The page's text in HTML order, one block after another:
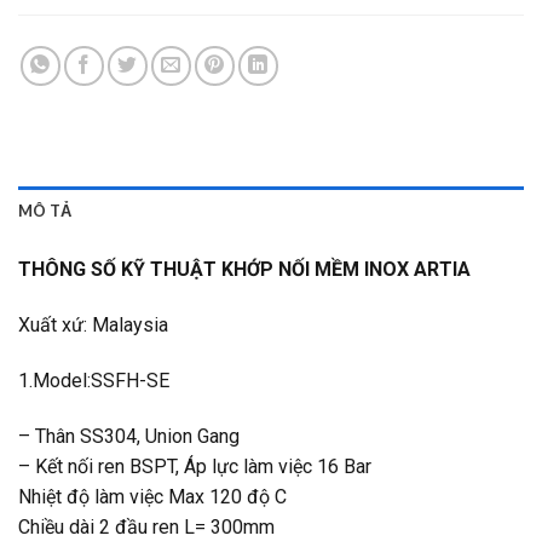
MÔ TẢ
THÔNG SỐ KỸ THUẬT KHỚP NỐI MỀM INOX ARTIA
Xuất xứ: Malaysia
1.Model:SSFH-SE
– Thân SS304, Union Gang
– Kết nối ren BSPT, Áp lực làm việc 16 Bar
Nhiệt độ làm việc Max 120 độ C
Chiều dài 2 đầu ren L= 300mm